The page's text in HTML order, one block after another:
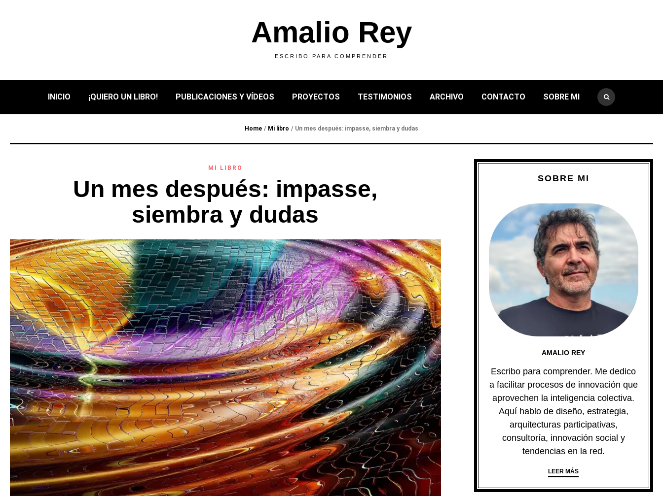
Amalio Rey
ESCRIBO PARA COMPRENDER
INICIO ¡QUIERO UN LIBRO! PUBLICACIONES Y VÍDEOS PROYECTOS TESTIMONIOS ARCHIVO CONTACTO SOBRE MI
Home / Mi libro / Un mes después: impasse, siembra y dudas
MI LIBRO
Un mes después: impasse,
siembra y dudas
SOBRE MI
AMALIO REY
Escribo para comprender. Me dedico
a facilitar procesos de innovación que
aprovechen la inteligencia colectiva.
Aquí hablo de diseño, estrategia,
arquitecturas participativas,
consultoría, innovación social y
tendencias en la red.
LEER MÁS